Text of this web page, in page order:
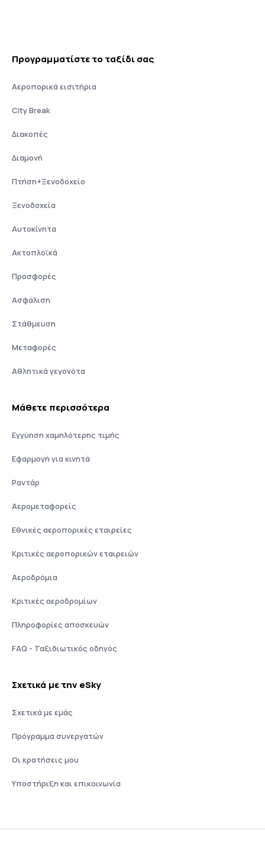
Προγραμματίστε το ταξίδι σας
Αεροπορικά εισιτήρια
City Break
Διακοπές
Διαμονή
Πτήση+Ξενοδοχείο
Ξενοδοχεία
Αυτοκίνητα
Ακτοπλοϊκά
Προσφορές
Ασφάλιση
Στάθμευση
Μεταφορές
Αθλητικά γεγονότα
Μάθετε περισσότερα
Εγγύηση χαμηλότερης τιμής
Εφαρμογή για κινητά
Ραντάρ
Αερομεταφορείς
Εθνικές αεροπορικές εταιρείες
Κριτικές αεροπορικών εταιρειών
Αεροδρόμια
Κριτικές αεροδρομίων
Πληροφορίες αποσκευών
FAQ - Ταξιδιωτικός οδηγός
Σχετικά με την eSky
Σχετικά με εμάς
Πρόγραμμα συνεργατών
Οι κρατήσεις μου
Υποστήριξη και επικοινωνία